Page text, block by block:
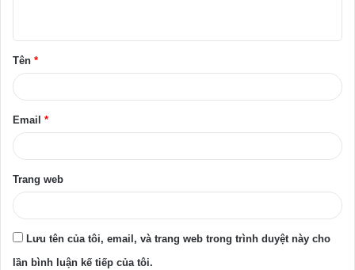
ậ
n
Tên *
Email *
Trang web
Lưu tên của tôi, email, và trang web trong trình duyệt này cho
lần bình luận kế tiếp của tôi.